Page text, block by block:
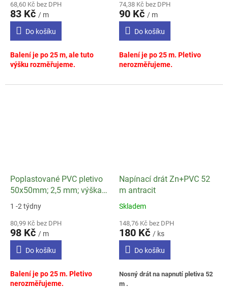
68,60 Kč bez DPH
83 Kč / m
Do košíku
Balení je po 25 m, ale tuto
výšku rozměřujeme.
74,38 Kč bez DPH
90 Kč / m
Do košíku
Balení je po 25 m. Pletivo
nerozměřujeme.
Poplastované PVC pletivo
50x50mm; 2,5 mm; výška
175 cm antracit
Průměrné
produktu
je
4,0
hvězdiček.
1 -2 týdny
80,99 Kč bez DPH
98 Kč / m
Do košíku
Balení je po 25 m. Pletivo
nerozměřujeme.
Napínací drát Zn+PVC 52
m antracit
Průměrné
produktu
je
4,0
hvězdiček.
Skladem
148,76 Kč bez DPH
180 Kč / ks
Do košíku
Nosný drát na napnutí pletiva 52
m .